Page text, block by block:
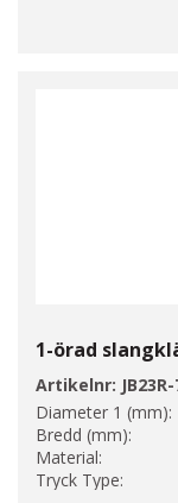
1-örad
Artikelnr:
Diameter 1 (mm):
Bredd (mm):
Material:
Tryck Type: